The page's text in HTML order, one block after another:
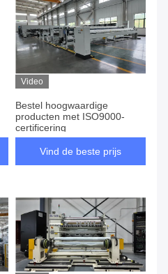
Video
Bestel hoogwaardige
producten met ISO9000-
certificering
Vind de beste prijs